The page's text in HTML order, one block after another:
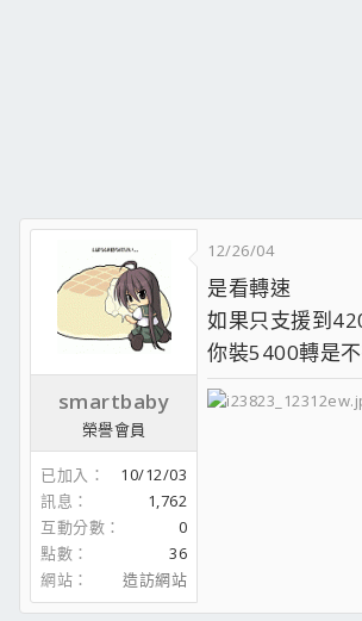
smartbaby
榮譽會員
已加入
10/12/03
訊息
1,762
互動分數
0
點數
36
網站
造訪網站
12/26/04
是看轉速
如果只支援到
你裝5400轉是